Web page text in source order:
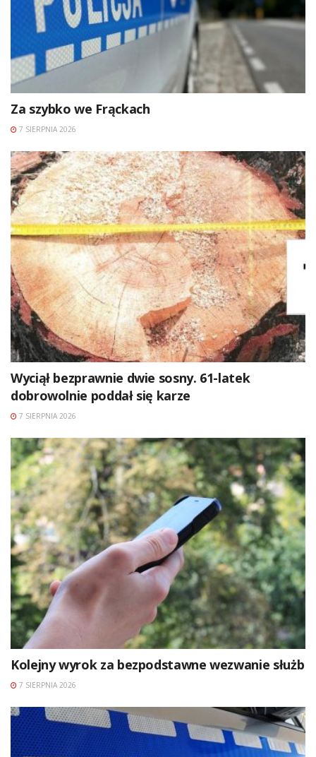
Za szybko we Frąckach
7 SIERPNIA 2026
Wyciął bezprawnie dwie sosny. 61-latek
dobrowolnie poddał się karze
7 SIERPNIA 2026
Kolejny wyrok za bezpodstawne wezwanie służb
7 SIERPNIA 2026